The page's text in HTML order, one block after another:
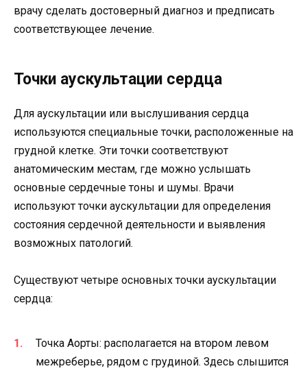
врачу сделать достоверный диагноз и предписать
соответствующее лечение.
Точки аускультации сердца
Для аускультации или выслушивания сердца
используются специальные точки, расположенные на
грудной клетке. Эти точки соответствуют
анатомическим местам, где можно услышать
основные сердечные тоны и шумы. Врачи
используют точки аускультации для определения
состояния сердечной деятельности и выявления
возможных патологий.
Существуют четыре основных точки аускультации
сердца:
Точка Аорты: располагается на втором левом
межреберье, рядом с грудиной. Здесь слышится